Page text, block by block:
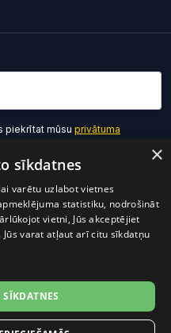
piekrītat mūsu privātuma
×
sīkdatnes
varētu uzlabot vietnes
statistiku, nodrošināt
vietni, Jūs akceptējiet
varat atļaut arī citu sīkdatņu